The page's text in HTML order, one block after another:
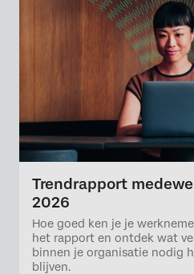
Trendrapport
2026
Hoe goed ken je je
het rapport en ontdek wat
binnen je organisatie nodig
blijven.